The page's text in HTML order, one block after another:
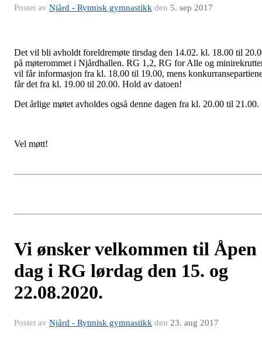
Postet av Njård - Rytmisk gymnastikk den 5. sep 2017
Det vil bli avholdt foreldremøte tirsdag den 14.02. kl. 18.00 til
på møterommet i Njårdhallen. RG 1,2, RG for Alle og
vil får informasjon fra kl. 18.00 til 19.00, mens
får det fra kl. 19.00 til 20.00. Hold av datoen!
Det årlige møtet avholdes også denne dagen fra kl. 20.00 til 21.00.
Vel møtt!
Vi ønsker velkommen til Åpen
dag i RG lørdag den 15. og
22.08.2020.
Postet av Njård - Rytmisk gymnastikk den 23. aug 2017